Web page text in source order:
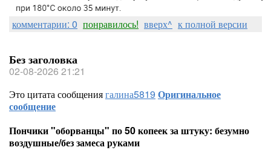
комментарии: 0 понравилось! вверх^ к полной версии
Без заголовка
02-08-2026 21:21
Это цитата сообщениягалина5819 Оригинальное
сообщение
Пончики "оборванцы" по 50 копеек за штуку: безумно
воздушные/без замеса руками